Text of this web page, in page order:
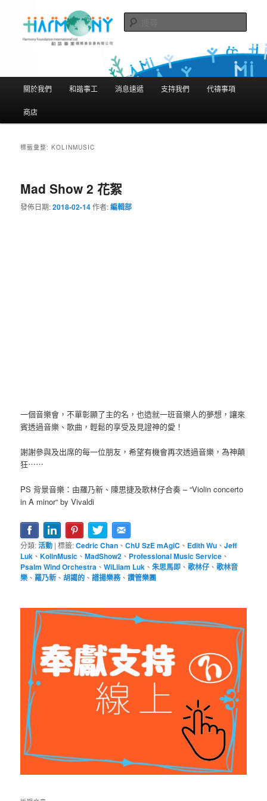
和諧事業國際基金會有限公司
Harmony Foundation International
Limited
尋
單
關於我們 和諧事工 消息速遞 支持我們 代禱事項
商店
標籤彙整:KOLINMUSIC
Mad Show 2 花絮
發佈日期:2018-02-14作者:編輯部
一個音樂會，不單彰顯了主的名，也造就一班音樂人的夢想，讓來
賓透過音樂、歌曲，輕鬆的享受及見證神的愛！
謝謝參與及出席的每一位朋友，希望有機會再次透過音樂，為神顛
狂⋯⋯
PS 背景音樂：由羅乃新、陳思捷及歌林仔合奏 – “Violin concerto
in A minor“ by Vivaldi
分類:活動 |標籤:Cedric Chan 、ChU SzE mAgiC 、 Edith Wu 、Jeff
Luk 、KolinMusic 、MadShow2 、 Professional Music Service 、
Psalm Wind Orchestra 、WiLliam Luk 、朱思馬即 、歌林仔 、歌林音
樂 、羅乃新 、胡譪的 、譜揚樂務、讚管樂團